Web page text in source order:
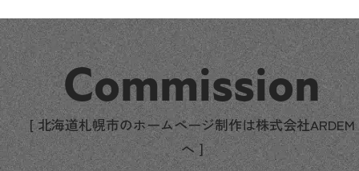
Commission
[ 北海道札幌市のホームページ制作は株式会社ARDEM
へ ]